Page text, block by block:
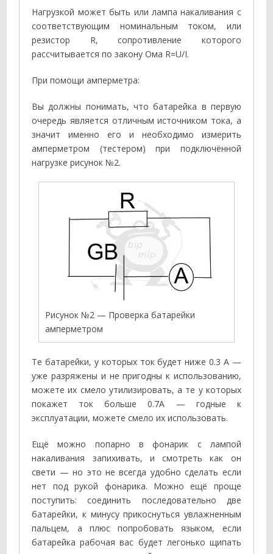
Нагрузкой может быть или лампа накаливания с
соответствующим номинальным током, или
резистор R, сопротивление которого
рассчитывается по закону Ома R=U/I.
При помощи амперметра:
Вы должны понимать, что батарейка в первую
очередь является отличным источником тока, а
значит именно его и необходимо измерить
амперметром (тестером) при подключённой
нагрузке рисунок №2.
Рисунок №2 — Проверка батарейки
амперметром
Те батарейки, у которых ток будет ниже 0.3 А —
уже разряжены и не пригодны к использованию,
можете их смело утилизировать, а те у которых
покажет ток больше 0.7А — годные к
эксплуатации, можете смело их использовать.
Ещё можно попарно в фонарик с лампой
накаливания запихивать, и смотреть как он
свети — но это не всегда удобно сделать если
нет под рукой фонарика. Можно ещё проще
поступить: соединить последовательно две
батарейки, к минусу прикоснуться увлажненным
пальцем, а плюс попробовать языком, если
батарейка рабочая вас будет легонько щипать